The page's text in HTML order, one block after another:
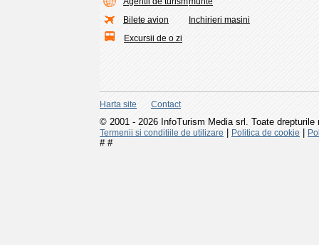
Bilete avion
Excursii de o zi
Inchirieri masini
Harta site Contact
© 2001 - 2026 InfoTurism Media srl. Toate drepturile
Termenii si conditiile de utilizare Politica de cookie
# #